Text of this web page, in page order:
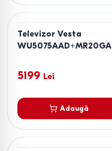
Televizor Vesta
WU5075AAD+MR20GA
5199 Lei
Adaugă